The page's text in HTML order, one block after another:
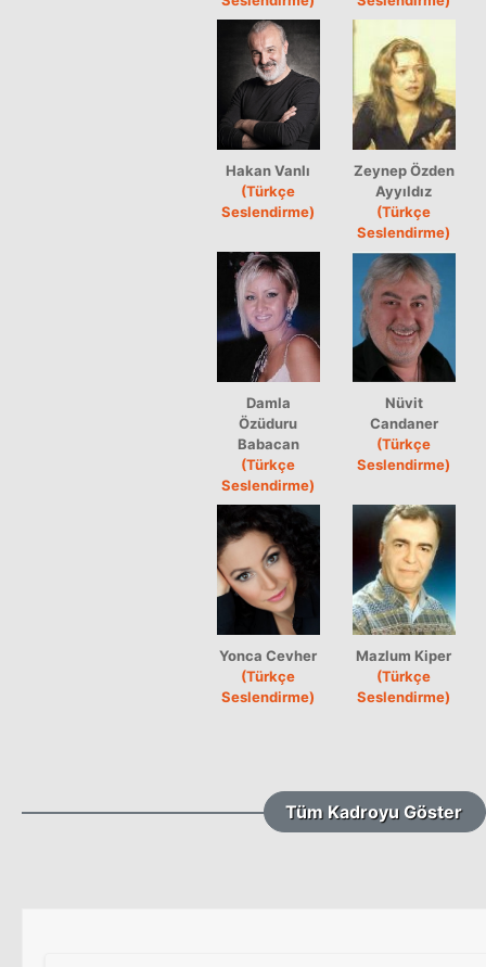
Hakan Vanlı
(Türkçe
Seslendirme)
Zeynep Özden
Ayyıldız
(Türkçe
Seslendirme)
Damla
Özüduru
Babacan
(Türkçe
Seslendirme)
Nüvit
Candaner
(Türkçe
Seslendirme)
Yonca Cevher
(Türkçe
Seslendirme)
Mazlum Kiper
(Türkçe
Seslendirme)
Tüm Kadroyu Göster